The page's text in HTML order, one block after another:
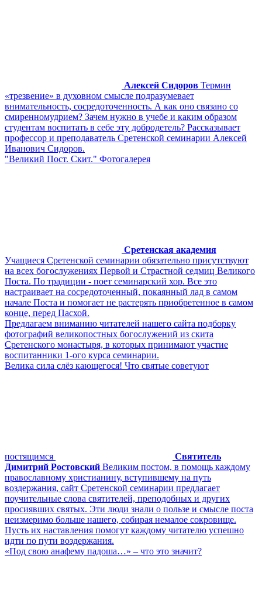
Алексей Сидоров Термин
«трезвение» в духовном смысле подразумевает
внимательность, сосредоточенность. А как оно связано со
смиренномудрием? Зачем нужно в учебе и каким образом
студентам воспитать в себе эту добродетель? Рассказывает
профессор и преподаватель Сретенской семинарии Алексей
Иванович Сидоров.
"Великий Пост. Скит." Фотогалерея
Сретенская академия
Учащиеся Сретенской семинарии обязательно присутствуют
на всех богослужениях Первой и Страстной седмиц Великого
Поста. По традиции - поет семинарский хор. Все это
настраивает на сосредоточенный, покаянный лад в самом
начале Поста и помогает не растерять приобретенное в самом
конце, перед Пасхой.
Предлагаем вниманию читателей нашего сайта подборку
фотографий великопостных богослужений из скита
Сретенского монастыря, в которых принимают участие
воспитанники 1-ого курса семинарии.
Велика сила слёз кающегося! Что святые советуют
постящимся
Святитель
Димитрий Ростовский Великим постом, в помощь каждому
православному христианину, вступившему на путь
воздержания, сайт Сретенской семинарии предлагает
поучительные слова святителей, преподобных и других
просиявших святых. Эти люди знали о пользе и смысле поста
неизмеримо больше нашего, собирая немалое сокровище.
Пусть их наставления помогут каждому читателю успешно
идти по пути воздержания.
«Под свою анафему падоша…» – что это значит?